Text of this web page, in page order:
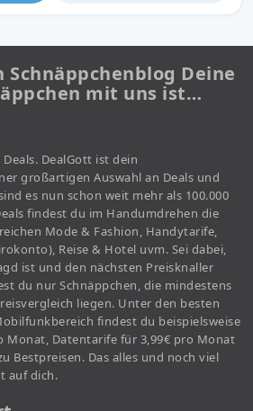
Schnäppchenblog Deine
mit uns ist…
DealGott ist dein
großartigen Auswahl an Deals und
es nun schon weit mehr als 100.000
findest du im Handumdrehen die
Mode & Fashion, Handytarife,
Reise & Hotel uvm. Sei dabei,
ist und den nächsten Preisknaller
du nur Schnäppchen, die mindestens
liegen. Unter den besten
findest du beispielsweise
Monat, Datentarife für 3,99€ pro Monat
Bestpreisen. Das alles und noch viel
auf dich.